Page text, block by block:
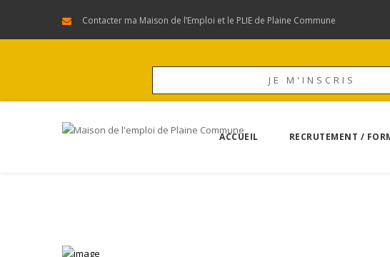
Contacter ma Maison de l’Emploi et le PLIE de Plaine Commune
JE M'INSCRIS
ACCUEIL RECRUTEMENT /